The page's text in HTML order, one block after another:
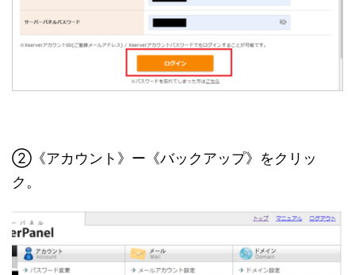
②《アカウント》ー《バックアップ》をクリッ
ク。